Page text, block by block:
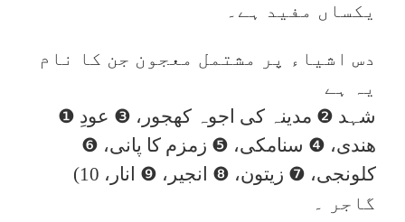
یکساں مفید ہے۔
دس اشیاء پر مشتمل معجون جن کا نام
یہ ہے
❶ شہد ❷ مدینہ کی اجوہ کھجور، ❸ عودِ
ھندی، ❹ سنامکی، ❺ زمزم کا پانی، ❻
کلونجی، ❼ زیتون، ❽ انجیر، ❾ انار، 10)
گاجر ۔